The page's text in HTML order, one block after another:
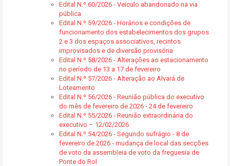
Edital N.º 60/2026 - Veiculo abandonado na via
pública
Edital N.º 59/2026 - Horários e condições de
funcionamento dos estabelecimentos dos grupos
2 e 3 dos espaços associativos, recintos
improvisados e de diversão provisória
Edital N.º 58/2026 - Alterações ao estacionamento
no período de 13 a 17 de fevereiro
Edital N.º 57/2026 - Alteração ao Alvará de
Loteamento
Edital N.º 56/2026 - Reunião pública do executivo
do mês de fevereiro de 2026 - 24 de fevereiro
Edital N.º 55/2026 - Reunião extraordinária do
executivo – 12/02/2026
Edital N.º 54/2026 - Segundo sufrágio - 8 de
fevereiro de 2026 - mudança de local das secções
de voto da assembleia de voto da freguesia de
Ponte do Rol